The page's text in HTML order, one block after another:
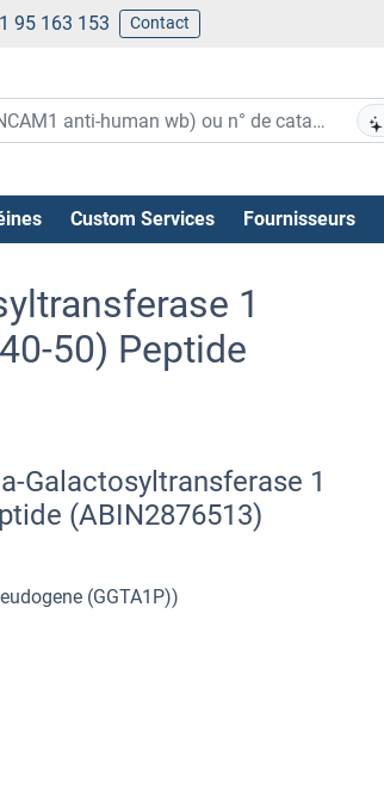
95 163 153 Contact
Custom Services Fournisseurs
1
50) Peptide
Galactosyltransferase 1
(ABIN2876513)
(GGTA1P))